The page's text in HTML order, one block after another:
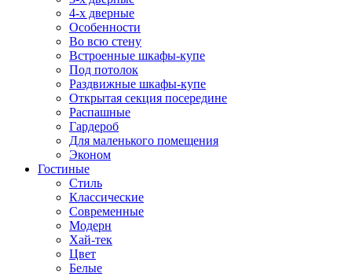
4-х дверные
Особенности
Во всю стену
Встроенные шкафы-купе
Под потолок
Раздвижные шкафы-купе
Открытая секция посередине
Распашные
Гардероб
Для маленького помещения
Эконом
Гостиные
Стиль
Классические
Современные
Модерн
Хай-тек
Цвет
Белые